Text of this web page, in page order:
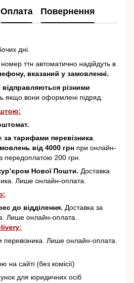
Оплата Повернення
дні.
ттн автоматично надійдуть в
вказаний у замовленні.
відправляються різними
якщо вони оформлені підряд.
за тарифами перевізника.
від 4000 грн при онлайн-
з передоплатою 200 грн.
Нової Пошти. Доставка
Лише онлайн-оплата.
до відділення. Доставка за
Лише онлайн-оплата.
:
перевізника. Лише онлайн-оплата.
на сайті (без комісії)
для юридичних осіб